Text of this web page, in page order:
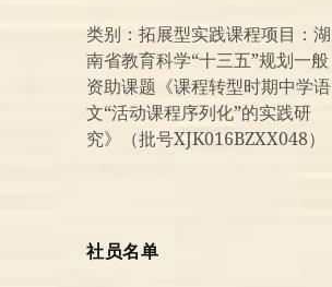
类别：拓展型实践课程项目：湖
南省教育科学“十三五”规划一般
资助课题《课程转型时期中学语
文“活动课程序列化”的实践研
究》（批号XJK016BZXX048）
社员名单